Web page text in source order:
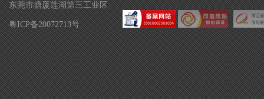
东莞市塘厦莲湖第三工业区
粤ICP备20072713号